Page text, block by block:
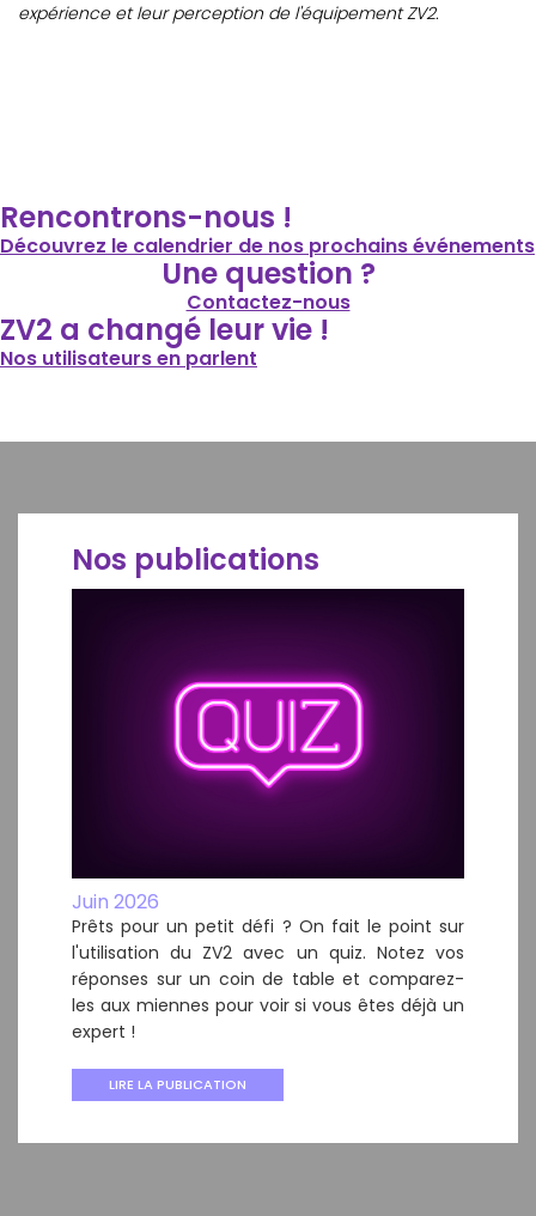
expérience et leur perception de l'équipement ZV2.
Rencontrons-nous !
Découvrez le calendrier de nos prochains événements
Une question ?
Contactez-nous
ZV2 a changé leur vie !
Nos utilisateurs en parlent
Nos publications
Juin 2026
Prêts pour un petit défi ? On fait le point sur
l'utilisation du ZV2 avec un quiz. Notez vos
réponses sur un coin de table et comparez-
les aux miennes pour voir si vous êtes déjà un
expert !
LIRE LA PUBLICATION